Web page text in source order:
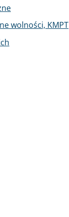
wolności, KMPT